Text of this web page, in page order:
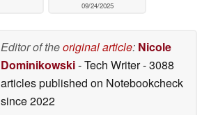
09/24/2025
Editor of theoriginal article: Nicole
Dominikowski- Tech Writer- 3088
articles published on Notebookcheck
since 2022